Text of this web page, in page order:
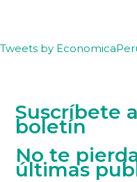
Tweets by
Suscríbete
boletín
No te
últimas